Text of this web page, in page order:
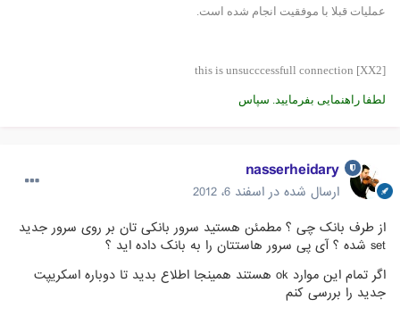
عمليات قبلا با موفقيت انجام شده است.
this is unsucccessfull connection [XX2]
لطفا راهنمایی بفرمایید. سپاس
nasserheidary
ارسال شده در اسفند 6، 2012
از طرف بانک چی ؟ مطمئن هستید سرور بانکی تان بر روی سرور جدید
set شده ؟ آی پی سرور هاستتان را به بانک داده اید ؟
اگر تمام این موارد ok هستند همینجا اطلاع بدید تا دوباره اسکریپت
جدید را بررسی کنم